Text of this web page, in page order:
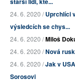
24. 6. 2020 /Uprchlíci
výsledcích se chys...
24. 6. 2020 /Miloš
24. 6. 2020 /Nová
24. 6. 2020 /Jak v
Sorosovi